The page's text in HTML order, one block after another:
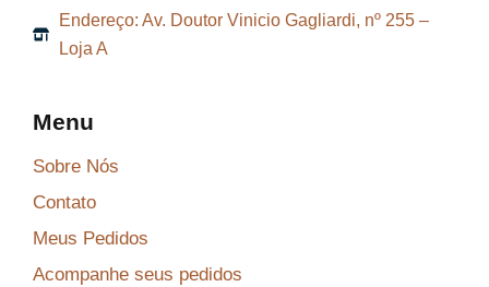
Endereço: Av. Doutor Vinicio Gagliardi, nº 255 –
Loja A
Menu
Sobre Nós
Contato
Meus Pedidos
Acompanhe seus pedidos